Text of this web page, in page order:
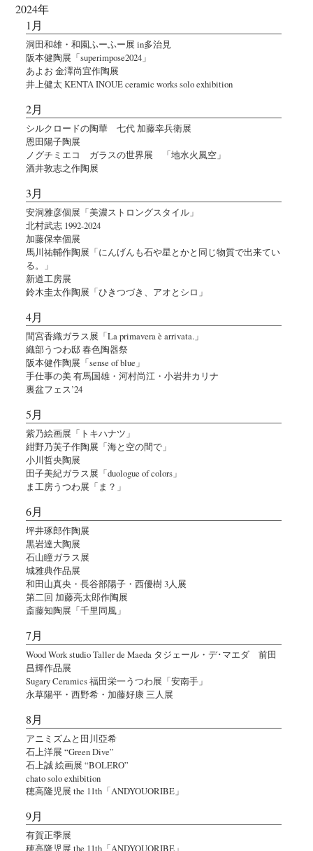
2024年
1月
洞田和雄・和園ふーふー展 in多治見
阪本健陶展「superimpose2024」
あよお 金澤尚宜作陶展
井上健太 KENTA INOUE ceramic works solo exhibition
2月
シルクロードの陶華 七代 加藤幸兵衛展
恩田陽子陶展
ノグチミエコ ガラスの世界展 「地水火風空」
酒井敦志之作陶展
3月
安洞雅彦個展「美濃ストロングスタイル」
北村武志 1992-2024
加藤保幸個展
馬川祐輔作陶展「にんげんも石や星とかと同じ物質で出来てい
る。」
新道工房展
鈴木圭太作陶展「ひきつづき、アオとシロ」
4月
間宮香織ガラス展「La primavera è arrivata.」
織部うつわ邸 春色陶器祭
阪本健作陶展「sense of blue」
手仕事の美 有馬国雄・河村尚江・小岩井カリナ
裏盆フェス’24
5月
紫乃絵画展「トキハナツ」
紺野乃芙子作陶展「海と空の間で」
小川哲央陶展
田子美紀ガラス展「duologue of colors」
ま工房うつわ展「ま？」
6月
坪井琢郎作陶展
黒岩達大陶展
石山瞳ガラス展
城雅典作品展
和田山真央・長谷部陽子・西優樹 3人展
第二回 加藤亮太郎作陶展
斎藤知陶展「千里同風」
7月
Wood Work studio Taller de Maeda タジェール・デ･マエダ 前田
昌輝作品展
Sugary Ceramics 福田栄一うつわ展「安南手」
永草陽平・西野希・加藤好康 三人展
8月
アニミズムと田川亞希
石上洋展 “Green Dive”
石上誠 絵画展 “BOLERO”
chato solo exhibition
穂高隆児展 the 11th「ANDYOUORIBE」
9月
有賀正季展
穂高隆児展 the 11th「ANDYOUORIBE」